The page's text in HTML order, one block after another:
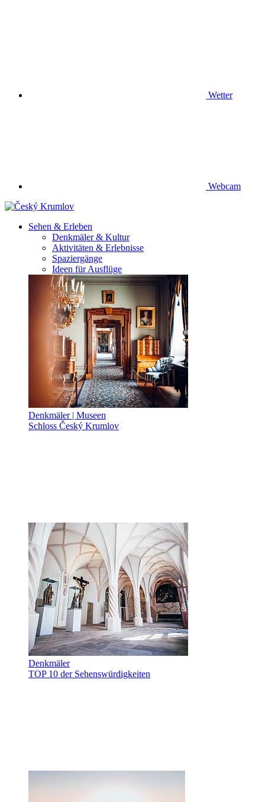
Wetter
Webcam
Sehen & Erleben
Denkmäler & Kultur
Aktivitäten & Erlebnisse
Spaziergänge
Ideen für Ausflüge
Denkmäler | Museen
Schloss Český Krumlov
Denkmäler
TOP 10 der Sehenswürdigkeiten